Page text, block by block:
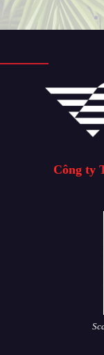
Công ty